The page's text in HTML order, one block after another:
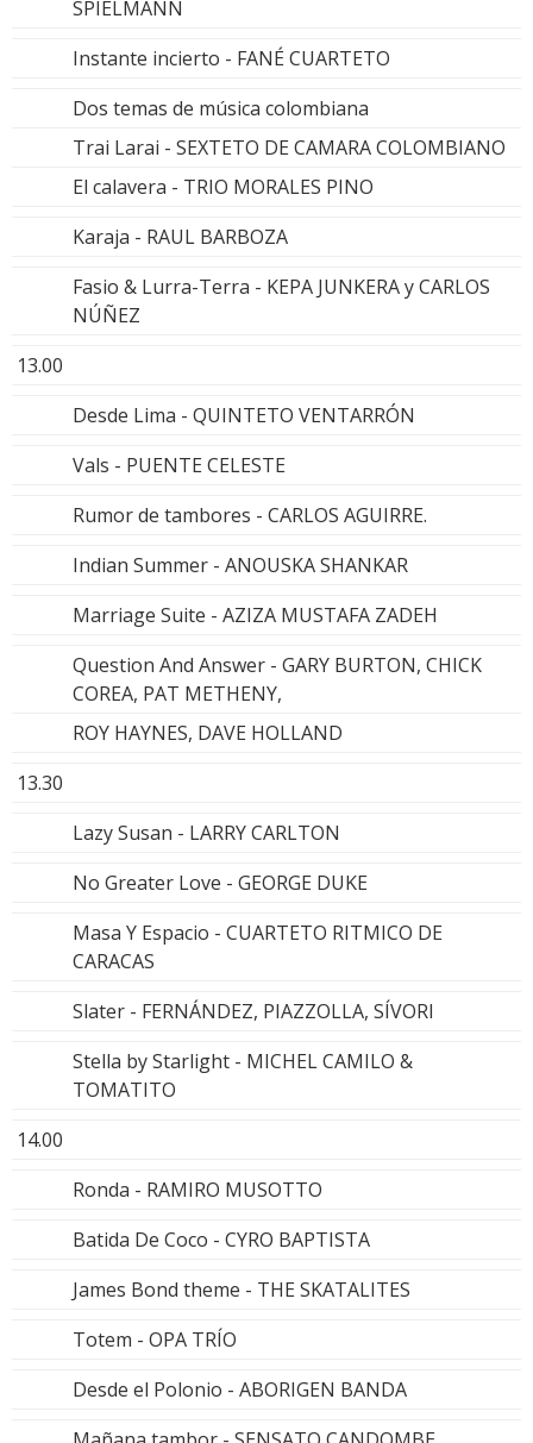
SPIELMANN
Instante incierto - FANÉ CUARTETO
Dos temas de música colombiana
Trai Larai - SEXTETO DE CAMARA COLOMBIANO
El calavera - TRIO MORALES PINO
Karaja - RAUL BARBOZA
Fasio & Lurra-Terra - KEPA JUNKERA y CARLOS
NÚÑEZ
13.00
Desde Lima - QUINTETO VENTARRÓN
Vals - PUENTE CELESTE
Rumor de tambores - CARLOS AGUIRRE.
Indian Summer - ANOUSKA SHANKAR
Marriage Suite - AZIZA MUSTAFA ZADEH
Question And Answer - GARY BURTON, CHICK
COREA, PAT METHENY,
ROY HAYNES, DAVE HOLLAND
13.30
Lazy Susan - LARRY CARLTON
No Greater Love - GEORGE DUKE
Masa Y Espacio - CUARTETO RITMICO DE
CARACAS
Slater - FERNÁNDEZ, PIAZZOLLA, SÍVORI
Stella by Starlight - MICHEL CAMILO &
TOMATITO
14.00
Ronda - RAMIRO MUSOTTO
Batida De Coco - CYRO BAPTISTA
James Bond theme - THE SKATALITES
Totem - OPA TRÍO
Desde el Polonio - ABORIGEN BANDA